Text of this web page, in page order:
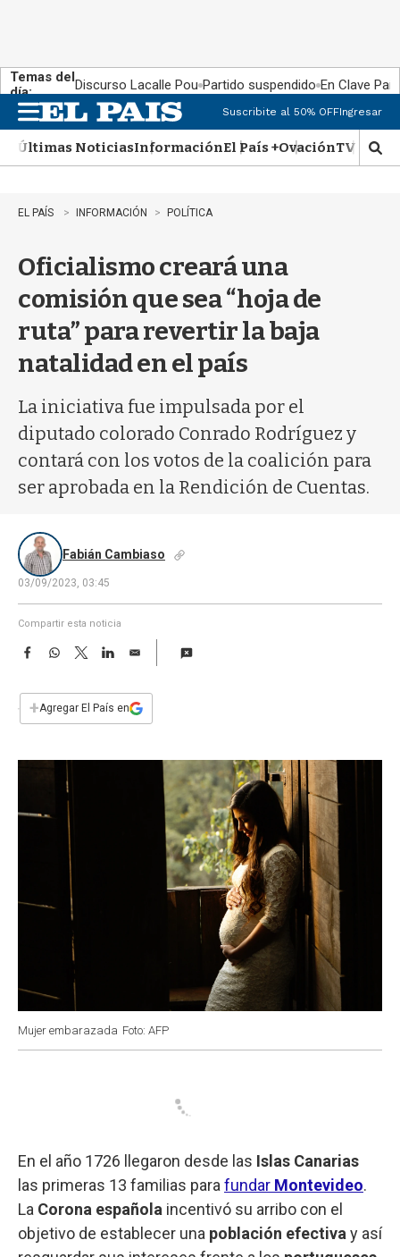
Temas del
día:
Discurso Lacalle Pou Partido suspendido En Clave País
n
u
Suscribite al 50% OFFIngresar
Últimas NoticiasInformaciónEl País +OvaciónTV Show
M
o
EL PAÍS INFORMACIÓN POLÍTICA
Oficialismo creará una
comisión que sea “hoja de
ruta” para revertir la baja
natalidad en el país
La iniciativa fue impulsada por el
diputado colorado Conrado Rodríguez y
contará con los votos de la coalición para
ser aprobada en la Rendición de Cuentas.
Fabián Cambiaso
03/09/2023, 03:45
Compartir esta noticia
F
e
b
W
s
T
w
t
L
E
i
l
+Agregar El País en
Mujer embarazada Foto: AFP
En el año 1726 llegaron desde las Islas Canarias
las primeras 13 familias para fundar Montevideo.
La Corona española incentivó su arribo con el
objetivo de establecer una población efectiva y así